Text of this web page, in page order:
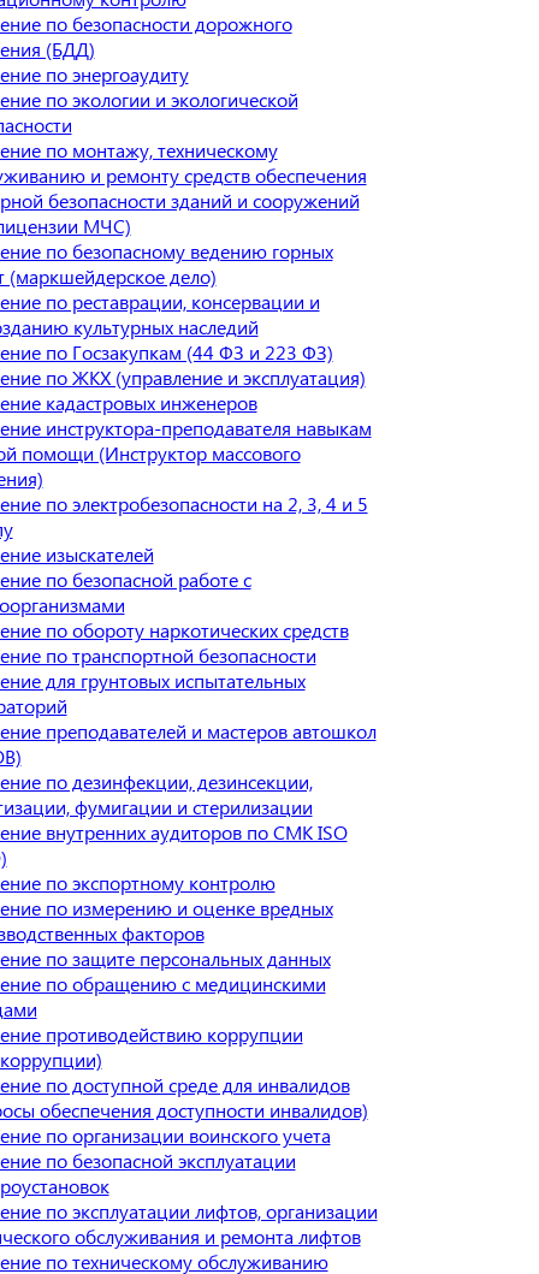
по безопасности дорожного
(БДД)
по энергоаудиту
по экологии и экологической
по монтажу, техническому
и ремонту средств обеспечения
безопасности зданий и сооружений
МЧС)
по безопасному ведению горных
(маркшейдерское дело)
по реставрации, консервации и
культурных наследий
по Госзакупкам (44 ФЗ и 223 ФЗ)
по ЖКХ (управление и эксплуатация)
кадастровых инженеров
инструктора-преподавателя навыкам
помощи (Инструктор массового
по электробезопасности на 2, 3, 4 и 5
изыскателей
по безопасной работе с
по обороту наркотических средств
по транспортной безопасности
для грунтовых испытательных
преподавателей и мастеров автошкол
по дезинфекции, дезинсекции,
фумигации и стерилизации
внутренних аудиторов по СМК ISO
по экспортному контролю
по измерению и оценке вредных
факторов
по защите персональных данных
по обращению с медицинскими
противодействию коррупции
по доступной среде для инвалидов
обеспечения доступности инвалидов)
по организации воинского учета
по безопасной эксплуатации
по эксплуатации лифтов, организации
обслуживания и ремонта лифтов
по техническому обслуживанию